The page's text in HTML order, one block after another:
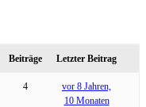
Beiträge Letzter Beitrag
4
vor 8 Jahren,
10 Monaten